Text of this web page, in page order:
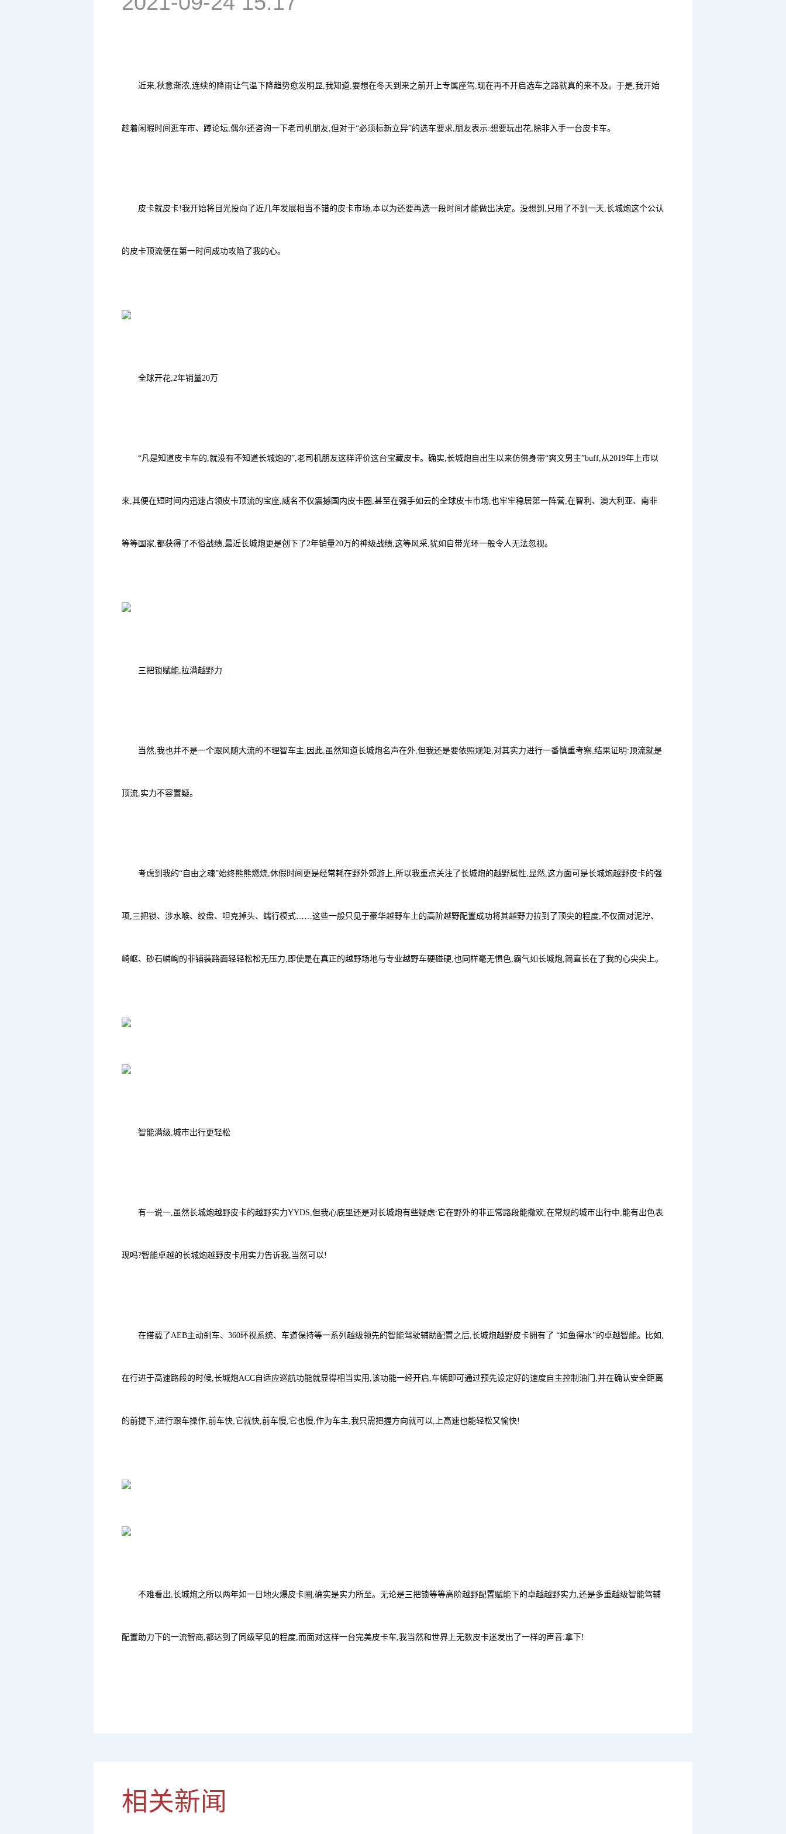
近来,秋意渐浓,连续的降雨让气温下降趋势愈发明显,我知道,要想在冬天到来之前开上专属座驾,现在再不开启选车之路就真的来不及。于是,我开始
趁着闲暇时间逛车市、蹲论坛,偶尔还咨询一下老司机朋友,但对于“必须标新立异”的选车要求,朋友表示:想要玩出花,除非入手一台皮卡车。
皮卡就皮卡!我开始将目光投向了近几年发展相当不错的皮卡市场,本以为还要再选一段时间才能做出决定。没想到,只用了不到一天,长城炮这个公认
的皮卡顶流便在第一时间成功攻陷了我的心。
全球开花,2年销量20万
“凡是知道皮卡车的,就没有不知道长城炮的”,老司机朋友这样评价这台宝藏皮卡。确实,长城炮自出生以来仿佛身带“爽文男主”buff,从2019年上市以
来,其便在短时间内迅速占领皮卡顶流的宝座,威名不仅震撼国内皮卡圈,甚至在强手如云的全球皮卡市场,也牢牢稳居第一阵营,在智利、澳大利亚、南非
等等国家,都获得了不俗战绩,最近长城炮更是创下了2年销量20万的神级战绩,这等风采,犹如自带光环一般令人无法忽视。
三把锁赋能,拉满越野力
当然,我也并不是一个跟风随大流的不理智车主,因此,虽然知道长城炮名声在外,但我还是要依照规矩,对其实力进行一番慎重考察,结果证明:顶流就是
顶流,实力不容置疑。
考虑到我的“自由之魂”始终熊熊燃烧,休假时间更是经常耗在野外郊游上,所以我重点关注了长城炮的越野属性,显然,这方面可是长城炮越野皮卡的强
项,三把锁、涉水喉、绞盘、坦克掉头、蠕行模式……这些一般只见于豪华越野车上的高阶越野配置成功将其越野力拉到了顶尖的程度,不仅面对泥泞、
崎岖、砂石嶙峋的非铺装路面轻轻松松无压力,即使是在真正的越野场地与专业越野车硬碰硬,也同样毫无惧色,霸气如长城炮,简直长在了我的心尖尖上。
智能满级,城市出行更轻松
有一说一,虽然长城炮越野皮卡的越野实力YYDS,但我心底里还是对长城炮有些疑虑:它在野外的非正常路段能撒欢,在常规的城市出行中,能有出色表
现吗?智能卓越的长城炮越野皮卡用实力告诉我,当然可以!
在搭载了AEB主动刹车、360环视系统、车道保持等一系列越级领先的智能驾驶辅助配置之后,长城炮越野皮卡拥有了 “如鱼得水”的卓越智能。比如,
在行进于高速路段的时候,长城炮ACC自适应巡航功能就显得相当实用,该功能一经开启,车辆即可通过预先设定好的速度自主控制油门,并在确认安全距离
的前提下,进行跟车操作,前车快,它就快,前车慢,它也慢,作为车主,我只需把握方向就可以,上高速也能轻松又愉快!
不难看出,长城炮之所以两年如一日地火爆皮卡圈,确实是实力所至。无论是三把锁等等高阶越野配置赋能下的卓越越野实力,还是多重越级智能驾辅
配置助力下的一流智商,都达到了同级罕见的程度,而面对这样一台完美皮卡车,我当然和世界上无数皮卡迷发出了一样的声音:拿下!
相关新闻